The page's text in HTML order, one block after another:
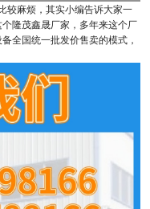
较麻烦，其实小编告诉大家一
隆茂鑫晟厂家，多年来这个厂
全国统一批发价售卖的模式，